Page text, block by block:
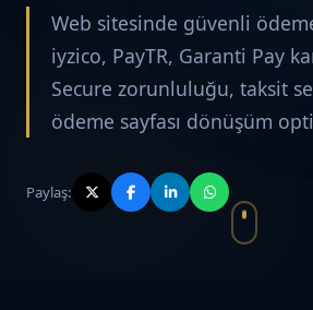
Web sitesinde güvenli
iyzico, PayTR, Garanti Pay
Secure zorunluluğu, taksit
ödeme sayfası dönüşüm
Paylaş: